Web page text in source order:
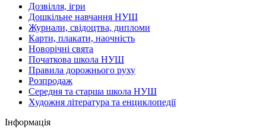
Дозвілля, ігри
Дошкільне навчання НУШ
Журнали, свідоцтва, дипломи
Карти, плакати, наочність
Новорічні свята
Початкова школа НУШ
Правила дорожнього руху
Розпродаж
Середня та старша школа НУШ
Художня література та енциклопедії
Інформація